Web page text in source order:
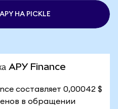
НА PICKLE
APY Finance
составляет 0,00042 $
в обращении